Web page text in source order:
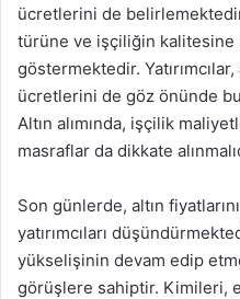
ücretlerini de
türüne ve işçiliğin kalitesine
göstermektedir.
ücretlerini de göz önünde
Altın alımında, işçilik
masraflar da dikkate
Son günlerde, altın
yatırımcıları
yükselişinin devam edip
görüşlere sahiptir. Kimileri,